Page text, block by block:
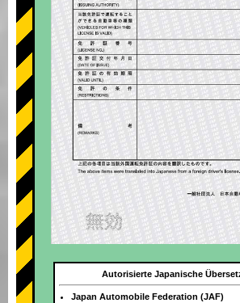
Autorisierte Japanische
Japan Automobile Federation (JAF)